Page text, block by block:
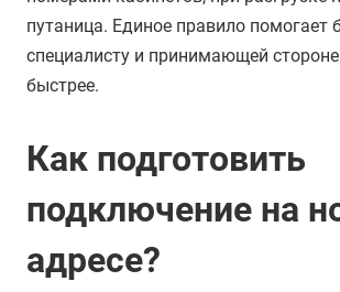
путаница. Единое правило помогает
специалисту и принимающей
быстрее.
Как подготовить
подключение на
адресе?